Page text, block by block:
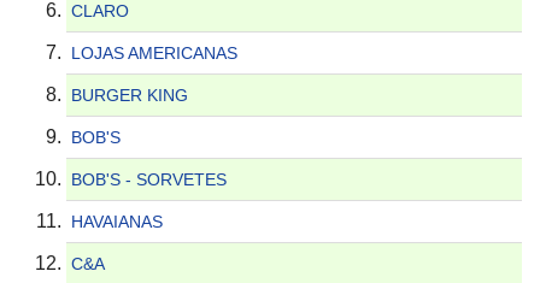
CLARO
LOJAS AMERICANAS
BURGER KING
BOB'S
BOB'S - SORVETES
HAVAIANAS
C&A